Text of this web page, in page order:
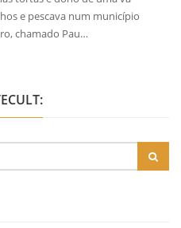
e pescava num município
chamado Pau…